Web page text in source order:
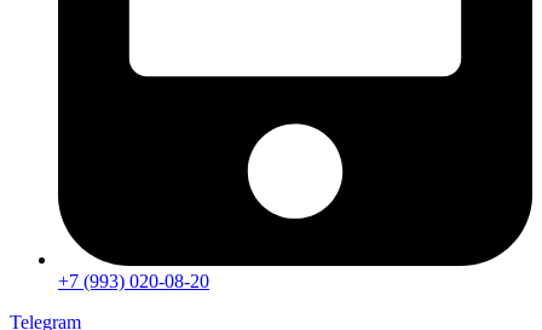
+7 (993) 020-08-20
Telegram